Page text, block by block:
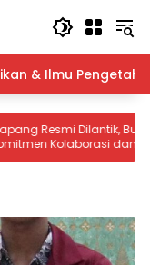
& Ilmu
Resmi Dilantik, Bupati
Kolaborasi dan